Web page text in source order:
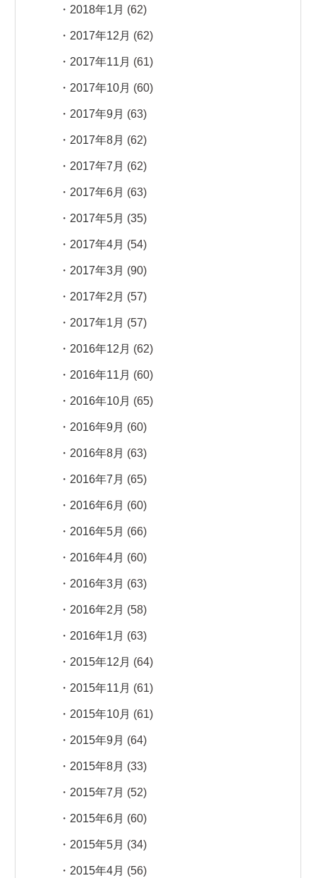
2018年1月 (62)
2017年12月 (62)
2017年11月 (61)
2017年10月 (60)
2017年9月 (63)
2017年8月 (62)
2017年7月 (62)
2017年6月 (63)
2017年5月 (35)
2017年4月 (54)
2017年3月 (90)
2017年2月 (57)
2017年1月 (57)
2016年12月 (62)
2016年11月 (60)
2016年10月 (65)
2016年9月 (60)
2016年8月 (63)
2016年7月 (65)
2016年6月 (60)
2016年5月 (66)
2016年4月 (60)
2016年3月 (63)
2016年2月 (58)
2016年1月 (63)
2015年12月 (64)
2015年11月 (61)
2015年10月 (61)
2015年9月 (64)
2015年8月 (33)
2015年7月 (52)
2015年6月 (60)
2015年5月 (34)
2015年4月 (56)